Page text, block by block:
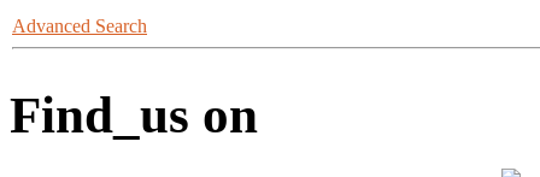
Advanced Search
Find_us on